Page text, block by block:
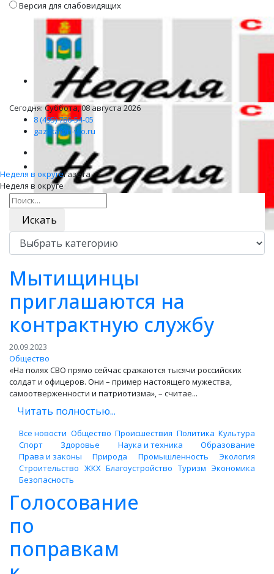
Версия для слабовидящих
Сегодня: Суббота, 08 августа 2026
8 (495) 786-54-05
gazeta@n-v-o.ru
Неделя в округеГазета
Неделя в округе
Искать
Мытищинцы
приглашаются на
контрактную службу
20.09.2023
Общество
«На полях СВО прямо сейчас сражаются тысячи российских
солдат и офицеров. Они – пример настоящего мужества,
самоотверженности и патриотизма», – считае...
Читать полностью...
Все новости Общество Происшествия Политика Культура
Спорт
Здоровье Наука и техника
Образование
Права и законы
Природа Промышленность
Экология
Строительство ЖКХ Благоустройство Туризм Экономика
Безопасность
Голосование
по
поправкам